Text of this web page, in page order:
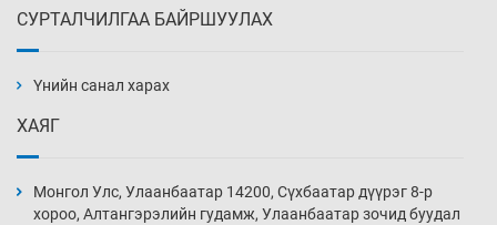
5 цаг 3 мин
5 цаг 33 мин
СУРТАЛЧИЛГАА БАЙРШУУЛАХ
Үнийн санал харах
ХАЯГ
Монгол Улс, Улаанбаатар 14200, Сүхбаатар дүүрэг 8-р
хороо, Алтангэрэлийн гудамж, Улаанбаатар зочид буудал